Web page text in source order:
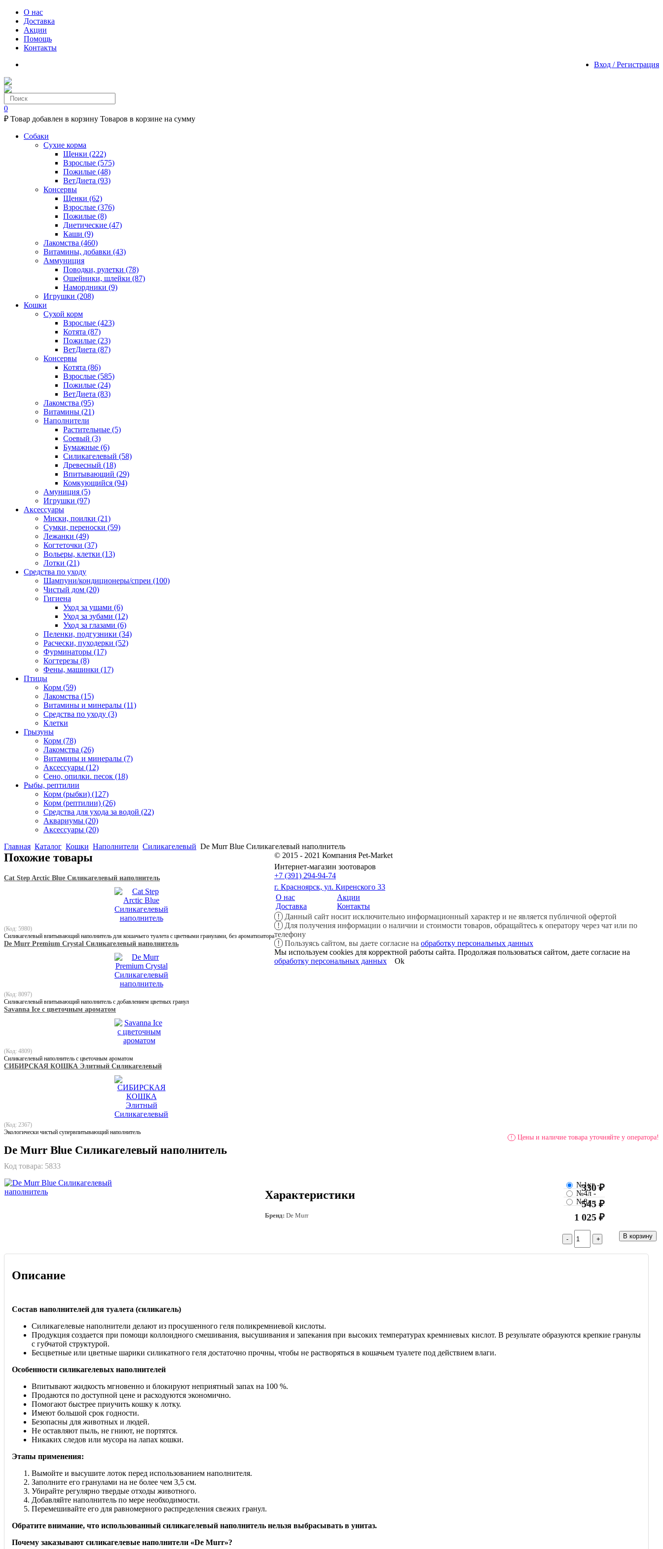
О нас
Доставка
Акции
Помощь
Контакты
Вход / Регистрация
0
₽ Товар добавлен в корзину Товаров в корзине на сумму
Собаки
Сухие корма
Щенки (222)
Взрослые (575)
Пожилые (48)
ВетДиета (93)
Консервы
Щенки (62)
Взрослые (376)
Пожилые (8)
Диетические (47)
Каши (9)
Лакомства (460)
Витамины, добавки (43)
Аммуниция
Поводки, рулетки (78)
Ошейники, шлейки (87)
Намордники (9)
Игрушки (208)
Кошки
Сухой корм
Взрослые (423)
Котята (87)
Пожилые (23)
ВетДиета (87)
Консервы
Котята (86)
Взрослые (585)
Пожилые (24)
ВетДиета (83)
Лакомства (95)
Витамины (21)
Наполнители
Растительные (5)
Соевый (3)
Бумажные (6)
Силикагелевый (58)
Древесный (18)
Впитывающий (29)
Комкующийся (94)
Амуниция (5)
Игрушки (97)
Аксессуары
Миски, поилки (21)
Сумки, переноски (59)
Лежанки (49)
Когтеточки (37)
Вольеры, клетки (13)
Лотки (21)
Средства по уходу
Шампуни/кондиционеры/спреи (100)
Чистый дом (20)
Гигиена
Уход за ушами (6)
Уход за зубами (12)
Уход за глазами (6)
Пеленки, подгузники (34)
Расчески, пуходерки (52)
Фурминаторы (17)
Когтерезы (8)
Фены, машинки (17)
Птицы
Корм (59)
Лакомства (15)
Витамины и минералы (11)
Средства по уходу (3)
Клетки
Грызуны
Корм (78)
Лакомства (26)
Витамины и минералы (7)
Аксессуары (12)
Сено, опилки. песок (18)
Рыбы, рептилии
Корм (рыбки) (127)
Корм (рептилии) (26)
Средства для ухода за водой (22)
Аквариумы (20)
Аксессуары (20)
Главная Каталог Кошки Наполнители Силикагелевый De Murr Blue Силикагелевый наполнитель
Похожие товары
Cat Step Arctic Blue Силикагелевый наполнитель
(Код: 5980)
Силикагелевый впитывающий наполнитель для кошачьего туалета с цветными гранулами, без ароматизатора
De Murr Premium Crystal Силикагелевый наполнитель
(Код: 8097)
Силикагелевый впитывающий наполнитель с добавлением цветных гранул
Savanna Ice с цветочным ароматом
(Код: 4809)
Силикагелевый наполнитель с цветочным ароматом
СИБИРСКАЯ КОШКА Элитный Силикагелевый
(Код: 2367)
Экологически чистый супервпитывающий наполнитель
! Цены и наличие товара уточняйте у оператора!
De Murr Blue Силикагелевый наполнитель
Код товара: 5833
Характеристики
Бренд: De Murr
№1кг-
330 ₽
№4л-
545 ₽
№8л-
1 025 ₽
Описание
Состав наполнителей для туалета (силикагель)
Силикагелевые наполнители делают из просушенного геля поликремниевой кислоты.
Продукция создается при помощи коллоидного смешивания, высушивания и запекания при высоких температурах кремниевых кислот. В результате образуются крепкие гранулы
с губчатой структурой.
Бесцветные или цветные шарики силикатного геля достаточно прочны, чтобы не растворяться в кошачьем туалете под действием влаги.
Особенности силикагелевых наполнителей
Впитывают жидкость мгновенно и блокируют неприятный запах на 100 %.
Продаются по доступной цене и расходуются экономично.
Помогают быстрее приучить кошку к лотку.
Имеют большой срок годности.
Безопасны для животных и людей.
Не оставляют пыль, не гниют, не портятся.
Никаких следов или мусора на лапах кошки.
Этапы применения:
Вымойте и высушите лоток перед использованием наполнителя.
Заполните его гранулами на не более чем 3,5 см.
Убирайте регулярно твердые отходы животного.
Добавляйте наполнитель по мере необходимости.
Перемешивайте его для равномерного распределения свежих гранул.
Обратите внимание, что использованный силикагелевый наполнитель нельзя выбрасывать в унитаз.
Почему заказывают силикагелевые наполнители «De Murr»?
© 2015 - 2021 Компания Pet-Market
Интернет-магазин зоотоваров
+7 (391) 294-94-74
г. Красноярск, ул. Киренского 33
О нас
Доставка
Акции
Контакты
!
Данный сайт носит исключительно информационный характер и не является публичной офертой
!
Для получения информации о наличии и стоимости товаров, обращайтесь к оператору через чат или по
телефону
!
Пользуясь сайтом, вы даете согласие на обработку персональных данных
Мы используем cookies для корректной работы сайта. Продолжая пользоваться сайтом, даете согласие на
обработку персональных данных
Ok